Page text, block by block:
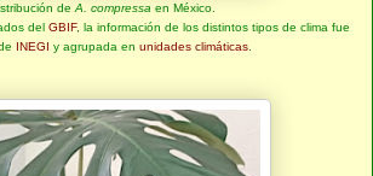
de A. compressa en México.
del GBIF, la información de los distintos tipos de clima fue
INEGI y agrupada en unidades climáticas